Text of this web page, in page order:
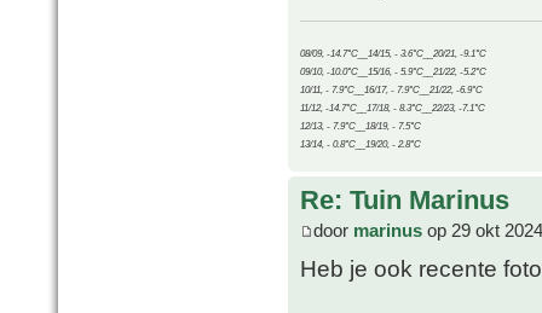
08/09, -14.7°C__14/15, - 3.6°C__20/21, -9.1°C
09/10, -10.0°C__15/16, - 5.9°C__21/22, -5.2°C
10/11, - 7.9°C__16/17, - 7.9°C__21/22, -6.9°C
11/12, -14.7°C__17/18, - 8.3°C__22/23, -7.1°C
12/13, - 7.9°C__18/19, - 7.5°C
13/14, - 0.8°C__19/20, - 2.8°C
Re: Tuin Marinus
door marinus op 29 okt
Heb je ook recente